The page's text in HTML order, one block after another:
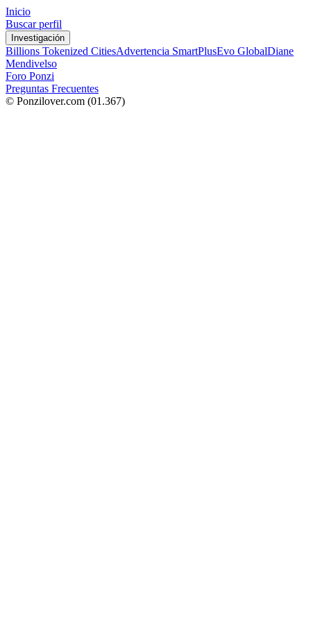
Inicio
Buscar perfil
Investigación
Billions Tokenized CitiesAdvertencia SmartPlusEvo GlobalDiane
Mendivelso
Foro Ponzi
Preguntas Frecuentes
© Ponzilover.com (01.367)